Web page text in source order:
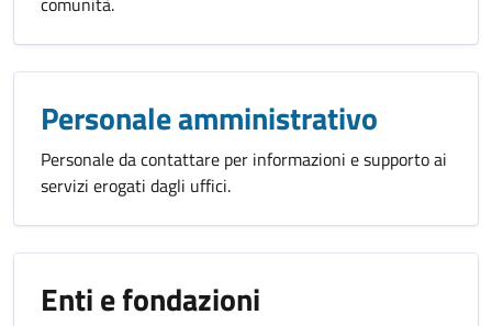
Personale amministrativo
Personale da contattare per informazioni e supporto ai
servizi erogati dagli uffici.
Enti e fondazioni